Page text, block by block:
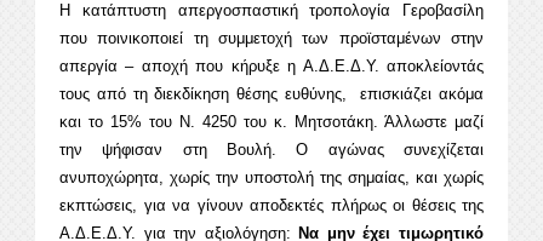
Η κατάπτυστη απεργοσπαστική τροπολογία Γεροβασίλη
που ποινικοποιεί τη συμμετοχή των προϊσταμένων στην
απεργία – αποχή που κήρυξε η Α.Δ.Ε.Δ.Υ. αποκλείοντάς
τους από τη διεκδίκηση θέσης ευθύνης, επισκιάζει ακόμα
και το 15% του Ν. 4250 του κ. Μητσοτάκη. Άλλωστε μαζί
την ψήφισαν στη Βουλή. Ο αγώνας συνεχίζεται
ανυποχώρητα, χωρίς την υποστολή της σημαίας, και χωρίς
εκπτώσεις, για να γίνουν αποδεκτές πλήρως οι θέσεις της
Α.Δ.Ε.Δ.Υ. για την αξιολόγηση: Να μην έχει τιμωρητικό